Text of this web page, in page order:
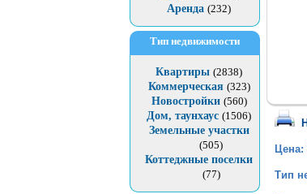
Аренда (232)
Тип недвижимости
Квартиры (2838)
Коммерческая (323)
Новостройки (560)
Дом, таунхаус (1506)
Земельные участки
(505)
Коттеджные поселки
(77)
Цена:
Тип